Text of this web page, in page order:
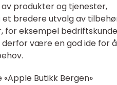
produkter og tjenester,
bredere utvalg av
for eksempel
derfor være en god ide for å
Butikk Bergen»